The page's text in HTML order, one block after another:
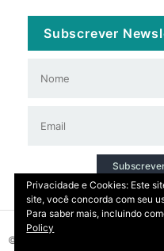
Subscrever
© 2026 Copyright: DIRT | CCDR
Privacidade e Cookies: Este
site, você concorda com seu
Para saber mais, incluindo
Policy